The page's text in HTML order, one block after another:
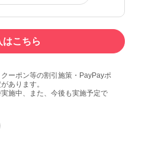
はこちら
ーポン等の割引施策・PayPayポ
あります。
施中、また、今後も実施予定で